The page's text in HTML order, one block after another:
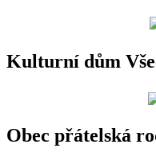
Kulturní dům
Obec přátelská